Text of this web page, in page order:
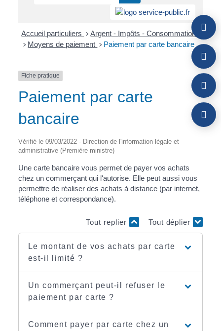
Accueil particuliers > Argent - Impôts - Consommation
> Moyens de paiement > Paiement par carte bancaire
Fiche pratique
Paiement par carte
bancaire
Vérifié le 09/03/2022 - Direction de l'information légale et
administrative (Première ministre)
Une carte bancaire vous permet de payer vos achats
chez un commerçant qui l'autorise. Elle peut aussi vous
permettre de réaliser des achats à distance (par internet,
téléphone et correspondance).
Tout replier Tout déplier
Le montant de vos achats par carte
est-il limité ?
Un commerçant peut-il refuser le
paiement par carte ?
Comment payer par carte chez un